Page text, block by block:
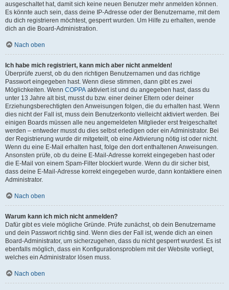
ausgeschaltet hat, damit sich keine neuen Benutzer mehr anmelden können.
Es könnte auch sein, dass deine IP-Adresse oder der Benutzername, mit dem
du dich registrieren möchtest, gesperrt wurden. Um Hilfe zu erhalten, wende
dich an die Board-Administration.
Nach oben
Ich habe mich registriert, kann mich aber nicht anmelden!
Überprüfe zuerst, ob du den richtigen Benutzernamen und das richtige
Passwort eingegeben hast. Wenn diese stimmen, dann gibt es zwei
Möglichkeiten. Wenn COPPA aktiviert ist und du angegeben hast, dass du
unter 13 Jahre alt bist, musst du bzw. einer deiner Eltern oder deiner
Erziehungsberechtigten den Anweisungen folgen, die du erhalten hast. Wenn
dies nicht der Fall ist, muss dein Benutzerkonto vielleicht aktiviert werden. Bei
einigen Boards müssen alle neu angemeldeten Mitglieder erst freigeschaltet
werden – entweder musst du dies selbst erledigen oder ein Administrator. Bei
der Registrierung wurde dir mitgeteilt, ob eine Aktivierung nötig ist oder nicht.
Wenn du eine E-Mail erhalten hast, folge den dort enthaltenen Anweisungen.
Ansonsten prüfe, ob du deine E-Mail-Adresse korrekt eingegeben hast oder
die E-Mail von einem Spam-Filter blockiert wurde. Wenn du dir sicher bist,
dass deine E-Mail-Adresse korrekt eingegeben wurde, dann kontaktiere einen
Administrator.
Nach oben
Warum kann ich mich nicht anmelden?
Dafür gibt es viele mögliche Gründe. Prüfe zunächst, ob dein Benutzername
und dein Passwort richtig sind. Wenn dies der Fall ist, wende dich an einen
Board-Administrator, um sicherzugehen, dass du nicht gesperrt wurdest. Es ist
ebenfalls möglich, dass ein Konfigurationsproblem mit der Website vorliegt,
welches ein Administrator lösen muss.
Nach oben